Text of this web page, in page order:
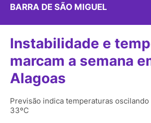
BARRA DE SÃO MIGUEL
Instabilidade e
marcam a semana
Alagoas
Previsão indica temperaturas oscilando
33ºC